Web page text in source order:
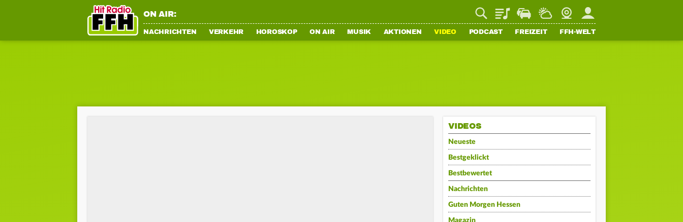
ON AIR: PlaylistStaupilotWetterWebcamMein FFH
NACHRICHTEN VERKEHR HOROSKOP ON AIR MUSIK AKTIONEN VIDEO PODCAST FREIZEIT FFH-WELT
VIDEOS
Neueste
Bestgeklickt
Bestbewertet
Nachrichten
Guten Morgen Hessen
Magazin